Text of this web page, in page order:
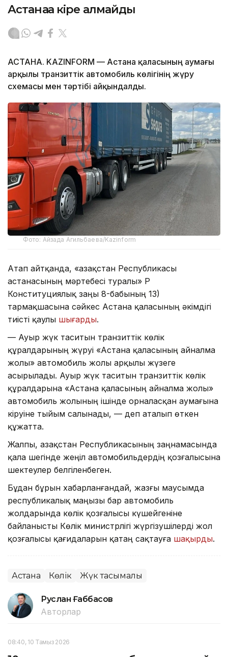
Астанаға кіре алмайды
АСТАНА. KAZINFORM — Астана қаласының аумағы
арқылы транзиттік автомобиль көлігінің жүру
схемасы мен тәртібі айқындалды.
Фото: Айзада Агильбаева/Kazinform
Атап айтқанда, «Қазақстан Республикасы
астанасының мәртебесі туралы» ҚР
Конституциялық заңы 8-бабының 13)
тармақшасына сәйкес Астана қаласының әкімдігі
тиісті қаулы шығарды.
— Ауыр жүк таситын транзиттік көлік
құралдарының жүруі «Астана қаласының айналма
жолы» автомобиль жолы арқылы жүзеге
асырылады. Ауыр жүк таситын транзиттік көлік
құралдарына «Астана қаласының айналма жолы»
автомобиль жолының ішінде орналасқан аумағына
кіруіне тыйым салынады, — деп аталып өткен
құжатта.
Жалпы, Қазақстан Республикасының заңнамасында
қала шегінде жеңіл автомобильдердің қозғалысына
шектеулер белгіленбеген.
Бұдан бұрын хабарланғандай, жазғы маусымда
республикалық маңызы бар автомобиль
жолдарында көлік қозғалысы күшейгеніне
байланысты Көлік министрлігі жүргізушілерді жол
қозғалысы қағидаларын қатаң сақтауға шақырды.
Астана Көлік Жүк тасымалы
Руслан Ғаббасов
Авторлар
08:40, 10 Тамыз 2026